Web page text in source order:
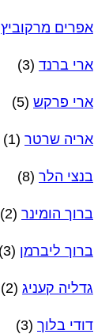
אפרים מרקוביץ
ארי ברנד (3)
ארי פרקש (5)
אריה שרטר (1)
בנצי הלר (8)
ברוך הומינר (2)
ברוך ליברמן (3)
גדליה קעניג (2)
דודי בלוך (3)